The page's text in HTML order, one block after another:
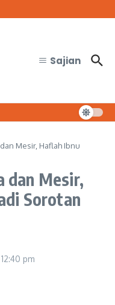
Sajian
Mesir, Haflah Ibnu
dan Mesir,
Sorotan
12:40 pm